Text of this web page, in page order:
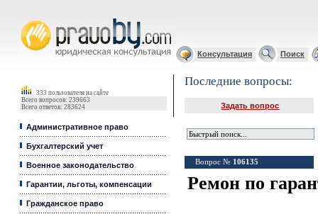
Консультация Поиск
333 пользователя на сайте
Всего вопросов: 239663
Всего ответов: 283624
Административное право
Бухгалтерский учет
Военное законодательство
Гарантии, льготы, компенсации
Гражданское право
Последние вопросы:
Задать вопрос
Вопрос № 106135
Ремон по